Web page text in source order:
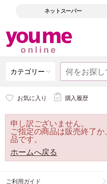
ネットスーパー
カテゴリー
お気に入り 購入履歴
申し訳ございません。
ご指定の商品は販売終了
品です。
ホームへ戻る
ご利用ガイド